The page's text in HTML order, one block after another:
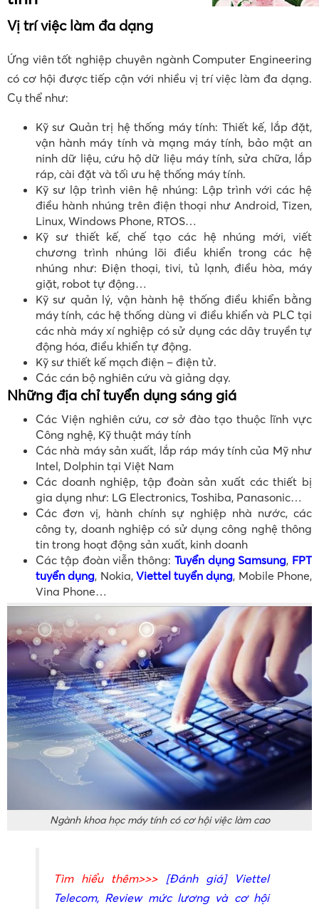
Vị trí việc làm đa dạng
Ứng viên tốt nghiệp chuyên ngành Computer Engineering
có cơ hội được tiếp cận với nhiều vị trí việc làm đa dạng.
Cụ thể như:
Kỹ sư Quản trị hệ thống máy tính: Thiết kế, lắp đặt,
vận hành máy tính và mạng máy tính, bảo mật an
ninh dữ liệu, cứu hộ dữ liệu máy tính, sửa chữa, lắp
ráp, cài đặt và tối ưu hệ thống máy tính.
Kỹ sư lập trình viên hệ nhúng: Lập trình với các hệ
điều hành nhúng trên điện thoại như Android, Tizen,
Linux, Windows Phone, RTOS…
Kỹ sư thiết kế, chế tạo các hệ nhúng mới, viết
chương trình nhúng lõi điều khiển trong các hệ
nhúng như: Điện thoại, tivi, tủ lạnh, điều hòa, máy
giặt, robot tự động…
Kỹ sư quản lý, vận hành hệ thống điều khiển bằng
máy tính, các hệ thống dùng vi điều khiển và PLC tại
các nhà máy xí nghiệp có sử dụng các dây truyền tự
động hóa, điều khiển tự động.
Kỹ sư thiết kế mạch điện – điện tử.
Các cán bộ nghiên cứu và giảng dạy.
Những địa chỉ tuyển dụng sáng giá
Các Viện nghiên cứu, cơ sở đào tạo thuộc lĩnh vực
Công nghệ, Kỹ thuật máy tính
Các nhà máy sản xuất, lắp ráp máy tính của Mỹ như
Intel, Dolphin tại Việt Nam
Các doanh nghiệp, tập đoàn sản xuất các thiết bị
gia dụng như: LG Electronics, Toshiba, Panasonic…
Các đơn vị, hành chính sự nghiệp nhà nước, các
công ty, doanh nghiệp có sử dụng công nghệ thông
tin trong hoạt động sản xuất, kinh doanh
Các tập đoàn viễn thông: Tuyển dụng Samsung, FPT
tuyển dụng, Nokia, Viettel tuyển dụng, Mobile Phone,
Vina Phone…
Ngành khoa học máy tính có cơ hội việc làm cao
Tìm hiểu thêm>>>
[Đánh giá] Viettel
Telecom, Review mức lương và cơ hội